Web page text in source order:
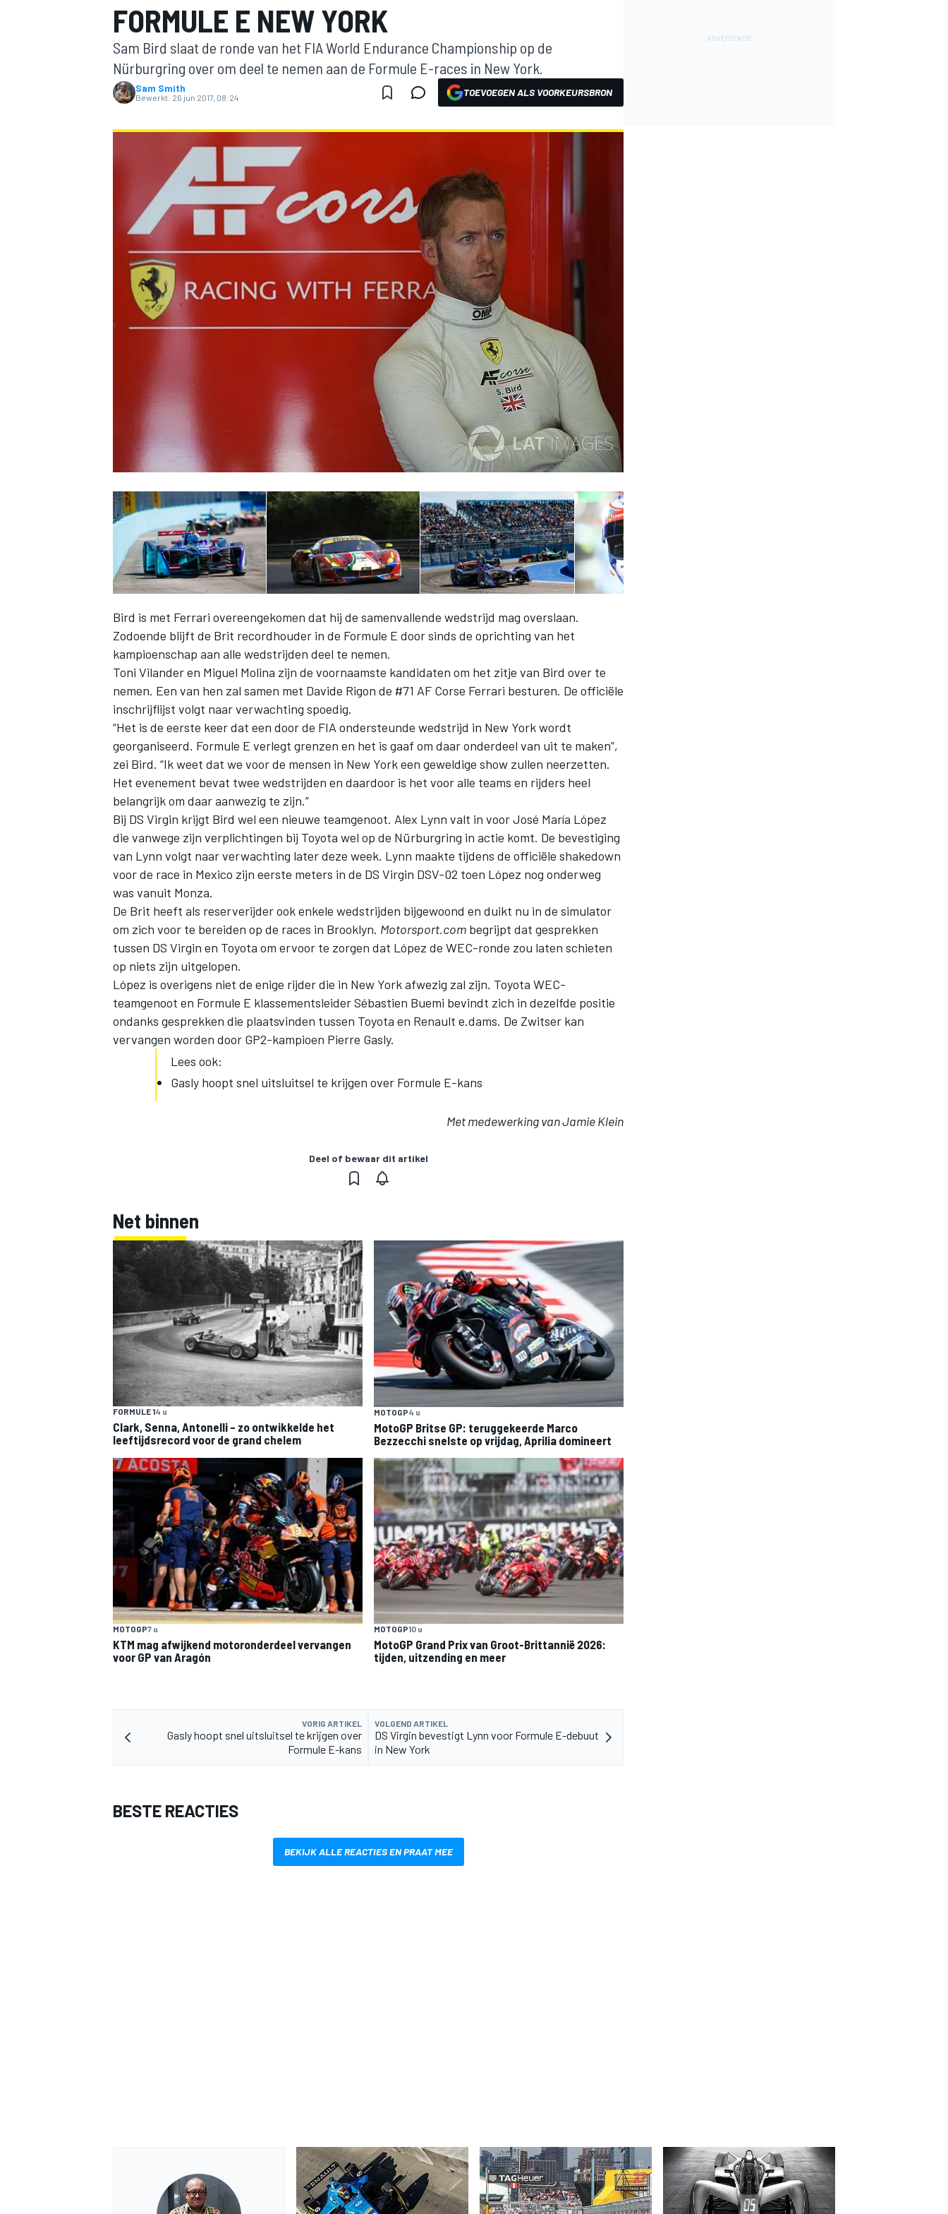
WEC DTM
FORMULE E NEW YORK
Sam Bird slaat de ronde van het FIA World Endurance Championship op de
Nürburgring over om deel te nemen aan de Formule E-races in New York.
Sam Smith
Bewerkt: 26 jun 2017, 08:24 TOEVOEGEN ALS VOORKEURSBRON
Bird is met Ferrari overeengekomen dat hij de samenvallende wedstrijd mag overslaan.
Zodoende blijft de Brit recordhouder in de Formule E door sinds de oprichting van het
kampioenschap aan alle wedstrijden deel te nemen.
Toni Vilander en Miguel Molina zijn de voornaamste kandidaten om het zitje van Bird over te
nemen. Een van hen zal samen met Davide Rigon de #71 AF Corse Ferrari besturen. De officiële
inschrijflijst volgt naar verwachting spoedig.
“Het is de eerste keer dat een door de FIA ondersteunde wedstrijd in New York wordt
georganiseerd. Formule E verlegt grenzen en het is gaaf om daar onderdeel van uit te maken”,
zei Bird. “Ik weet dat we voor de mensen in New York een geweldige show zullen neerzetten.
Het evenement bevat twee wedstrijden en daardoor is het voor alle teams en rijders heel
belangrijk om daar aanwezig te zijn.”
Bij DS Virgin krijgt Bird wel een nieuwe teamgenoot. Alex Lynn valt in voor José María López
die vanwege zijn verplichtingen bij Toyota wel op de Nürburgring in actie komt. De bevestiging
van Lynn volgt naar verwachting later deze week. Lynn maakte tijdens de officiële shakedown
voor de race in Mexico zijn eerste meters in de DS Virgin DSV-02 toen López nog onderweg
was vanuit Monza.
De Brit heeft als reserverijder ook enkele wedstrijden bijgewoond en duikt nu in de simulator
om zich voor te bereiden op de races in Brooklyn. Motorsport.com begrijpt dat gesprekken
tussen DS Virgin en Toyota om ervoor te zorgen dat López de WEC-ronde zou laten schieten
op niets zijn uitgelopen.
López is overigens niet de enige rijder die in New York afwezig zal zijn. Toyota WEC-
teamgenoot en Formule E klassementsleider Sébastien Buemi bevindt zich in dezelfde positie
ondanks gesprekken die plaatsvinden tussen Toyota en Renault e.dams. De Zwitser kan
vervangen worden door GP2-kampioen Pierre Gasly.
Lees ook:
Gasly hoopt snel uitsluitsel te krijgen over Formule E-kans
Met medewerking van Jamie Klein
Deel of bewaar dit artikel
Net binnen
FORMULE 14 u
Clark, Senna, Antonelli – zo ontwikkelde het
leeftijdsrecord voor de grand chelem
MOTOGP4 u
MotoGP Britse GP: teruggekeerde Marco
Bezzecchi snelste op vrijdag, Aprilia domineert
MOTOGP7 u
KTM mag afwijkend motoronderdeel vervangen
voor GP van Aragón
MOTOGP10 u
MotoGP Grand Prix van Groot-Brittannië 2026:
tijden, uitzending en meer
VORIG ARTIKEL
Gasly hoopt snel uitsluitsel te krijgen over
Formule E-kans
VOLGEND ARTIKEL
DS Virgin bevestigt Lynn voor Formule E-debuut
in New York
BESTE REACTIES
BEKIJK ALLE REACTIES EN PRAAT MEE